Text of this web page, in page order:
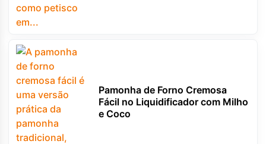
Pamonha de Forno Cremosa
Fácil no Liquidificador com Milho
e Coco